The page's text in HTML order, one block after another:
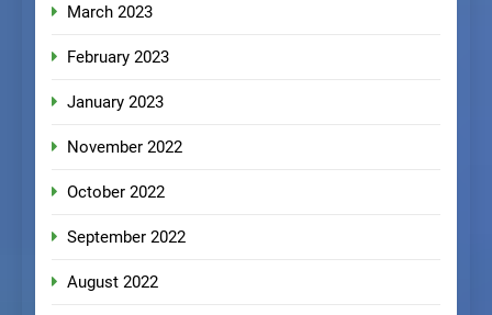
March 2023
February 2023
January 2023
November 2022
October 2022
September 2022
August 2022